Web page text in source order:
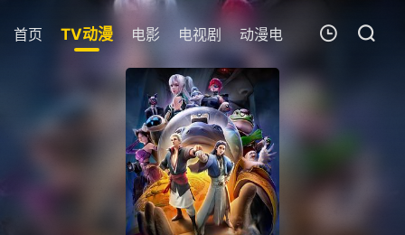
首页 TV动漫 电影 电视剧 动漫电影 短剧 今日
我的观影记录
暂无观看影片的记录